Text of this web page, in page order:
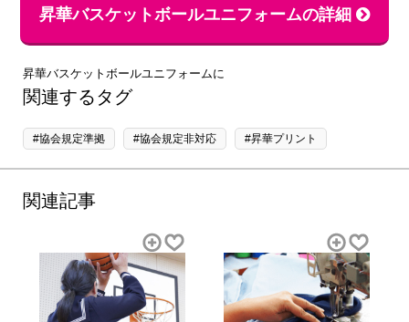
昇華バスケットボールユニフォームの詳細
昇華バスケットボールユニフォームに
関連するタグ
#協会規定準拠 #協会規定非対応 #昇華プリント
関連記事